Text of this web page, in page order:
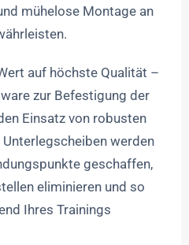
mühelose Montage an
auf höchste Qualität –
zur Befestigung der
Einsatz von robusten
werden
geschaffen,
eliminieren und so
Ihres Trainings